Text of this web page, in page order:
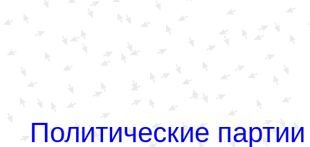
Политические